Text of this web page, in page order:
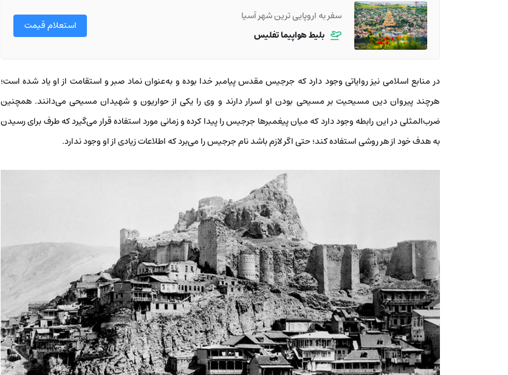
سفر به اروپایی ترین شهر آسیا
بلیط هواپیما تفلیس
استعلام قیمت
در منابع اسلامی نیز روایاتی وجود دارد که جرجیس مقدس پیامبر خدا بوده و به‌عنوان نماد صبر و استقامت از او یاد شده است؛
هرچند پیروان دین مسیحیت بر مسیحی بودن او اسرار دارند و وی را یکی از حواریون و شهیدان مسیحی می‌دانند. همچنین
ضرب‌المثلی در این رابطه وجود دارد که میان پیغمبرها جرجیس را پیدا کرده و زمانی مورد استفاده قرار می‌گیرد که طرف برای رسیدن
به هدف خود از هر روشی استفاده کند؛ حتی اگر لازم باشد نام جرجیس را می‌برد که اطلاعات زیادی از او وجود ندارد.